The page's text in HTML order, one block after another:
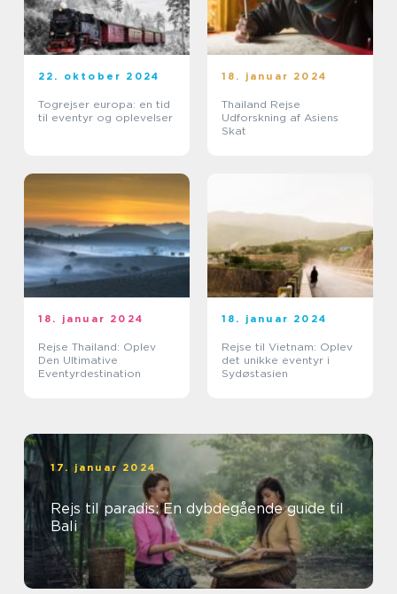
22. oktober 2024
Togrejser europa: en tid
til eventyr og oplevelser
18. januar 2024
Thailand Rejse
Udforskning af Asiens
Skat
18. januar 2024
Rejse Thailand: Oplev
Den Ultimative
Eventyrdestination
18. januar 2024
Rejse til Vietnam: Oplev
det unikke eventyr i
Sydøstasien
17. januar 2024
Rejs til paradis: En dybdegående guide til
Bali